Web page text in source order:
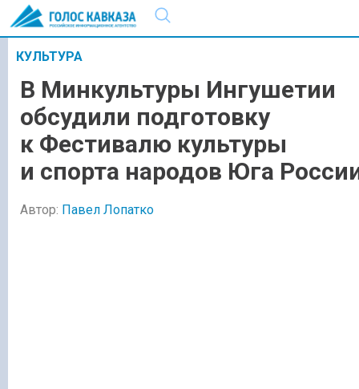
КУЛЬТУРА
В Минкультуры Ингушетии
обсудили подготовку
к Фестивалю культуры
и спорта народов Юга
Автор: Павел Лопатко